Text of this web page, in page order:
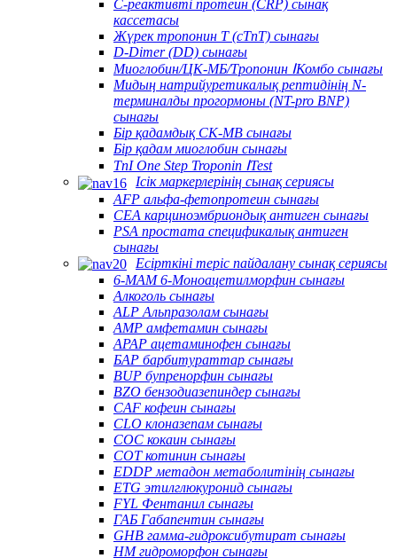
C-реактивті протеин (CRP) сынақ
кассетасы
Жүрек тропонин T (cTnT) сынағы
D-Dimer (DD) сынағы
Миоглобин/ЦК-МБ/Тропонин ⅠКомбо сынағы
Мидың натрийуретикалық рептидінің N-
терминалды прогормоны (NT-pro BNP)
сынағы
Бір қадамдық CK-MB сынағы
Бір қадам миоглобин сынағы
TnI One Step Troponin ⅠTest
Ісік маркерлерінің сынақ сериясы
AFP альфа-фетопротеин сынағы
CEA карциноэмбриондық антиген сынағы
PSA простата спецификалық антиген
сынағы
Есірткіні теріс пайдалану сынақ сериясы
6-MAM 6-Моноацетилморфин сынағы
Алкоголь сынағы
ALP Альпразолам сынағы
AMP амфетамин сынағы
APAP ацетаминофен сынағы
БАР барбитураттар сынағы
BUP бупренорфин сынағы
BZO бензодиазепиндер сынағы
CAF кофеин сынағы
CLO клоназепам сынағы
COC кокаин сынағы
COT котинин сынағы
EDDP метадон метаболитінің сынағы
ETG этилглюкуронид сынағы
FYL Фентанил сынағы
ГАБ Габапентин сынағы
GHB гамма-гидроксибутират сынағы
HM гидроморфон сынағы